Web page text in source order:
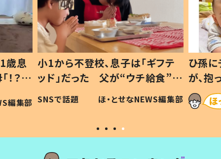
歳息
？」
編集部
小1から不登校、息子は「ギフテ
ッド」だった 父が“ウチ給食”を
作り続ける理由とは #令和の親
#令和の子
SNSで話題 ほ・とせなNEWS編集部
ひ孫
が、
「涙が
い」